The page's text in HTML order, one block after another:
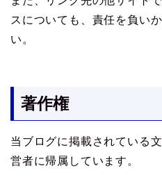
スについても、責任を負い
い。
著作権
当ブログに掲載されている
営者に帰属しています。